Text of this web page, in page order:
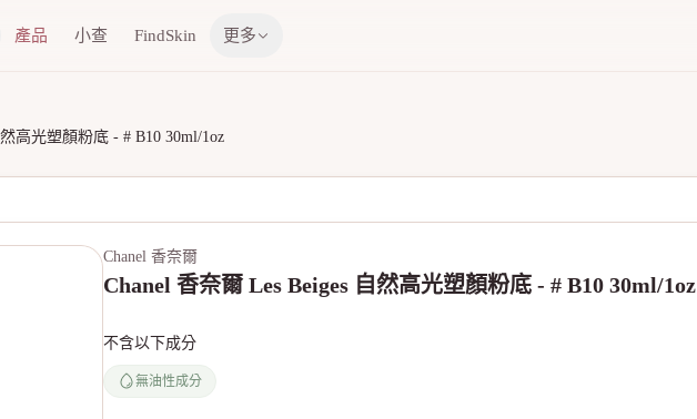
產品 小查 FindSkin 更多
高光塑顏粉底 - # B10 30ml/1oz
Chanel 香奈爾
Chanel 香奈爾 Les Beiges 自然高光塑顏粉底 - # B10 30ml/1oz
不含以下成分
無油性成分